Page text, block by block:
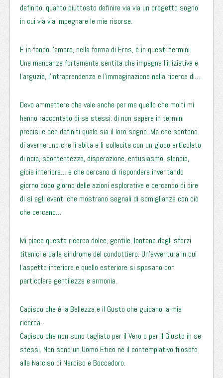
definito, quanto piuttosto definire via via un progetto sogno
in cui via via impegnare le mie risorse.
E in fondo l’amore, nella forma di Eros, è in questi termini.
Una mancanza fortemente sentita che impegna l’iniziativa e
l’arguzia, l’intraprendenza e l’immaginazione nella ricerca di…
Devo ammettere che vale anche per me quello che molti mi
hanno raccontato di se stessi: di non sapere in termini
precisi e ben definiti quale sia il loro sogno. Ma che sentono
di averne uno che li abita e li sollecita con un gioco articolato
di noia, scontentezza, disperazione, entusiasmo, slancio,
gioia interiore… e che cercano di rispondere inventando
giorno dopo giorno delle azioni esplorative e cercando di dire
di sì agli eventi che mostrano segnali di somiglianza con ciò
che cercano…
Mi piace questa ricerca dolce, gentile, lontana dagli sforzi
titanici e dalla sindrome del condottiero. Un’avventura in cui
l’aspetto interiore e quello esteriore si sposano con
particolare gentilezza e armonia.
Capisco che è la Bellezza e il Gusto che guidano la mia
ricerca.
Capisco che non sono tagliato per il Vero o per il Giusto in se
stessi. Non sono un Uomo Etico né il contemplativo filosofo
alla Narciso di Narciso e Boccadoro.